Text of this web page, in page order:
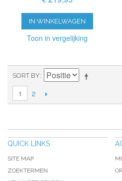
IN WINKELWAGEN
Toon in vergelijking
SORT BY
1 2
QUICK LINKS
SITE MAP
ZOEKTERMEN